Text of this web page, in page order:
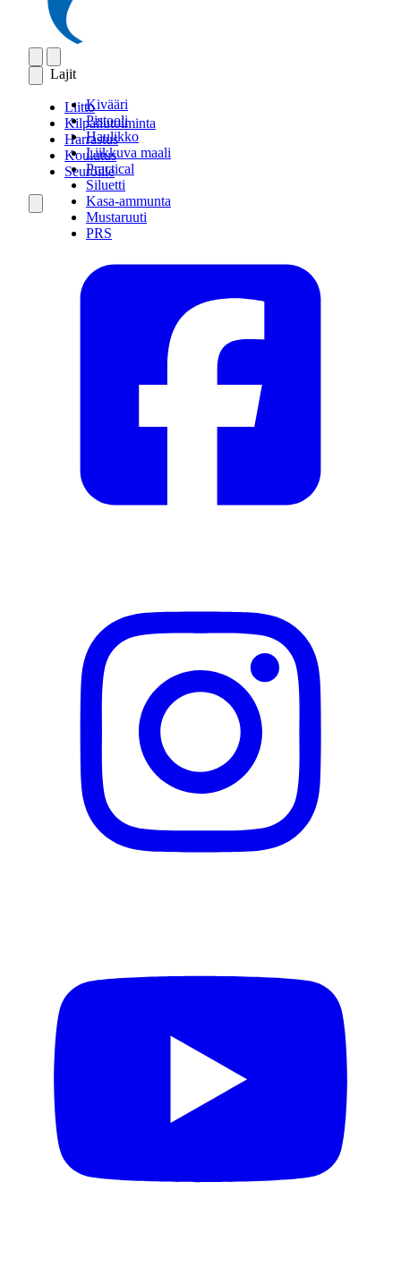
Lajit
Kivääri
Pistooli
Haulikko
Liikkuva maali
Practical
Siluetti
Kasa-ammunta
Mustaruuti
PRS
Liitto
Kilpailutoiminta
Harrastus
Koulutus
Seuroille